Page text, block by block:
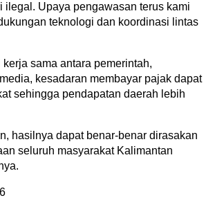
ilegal. Upaya pengawasan terus kami
teknologi dan koordinasi lintas
sama antara pemerintah,
kesadaran membayar pajak dapat
sehingga pendapatan daerah lebih
hasilnya dapat benar-benar dirasakan
seluruh masyarakat Kalimantan